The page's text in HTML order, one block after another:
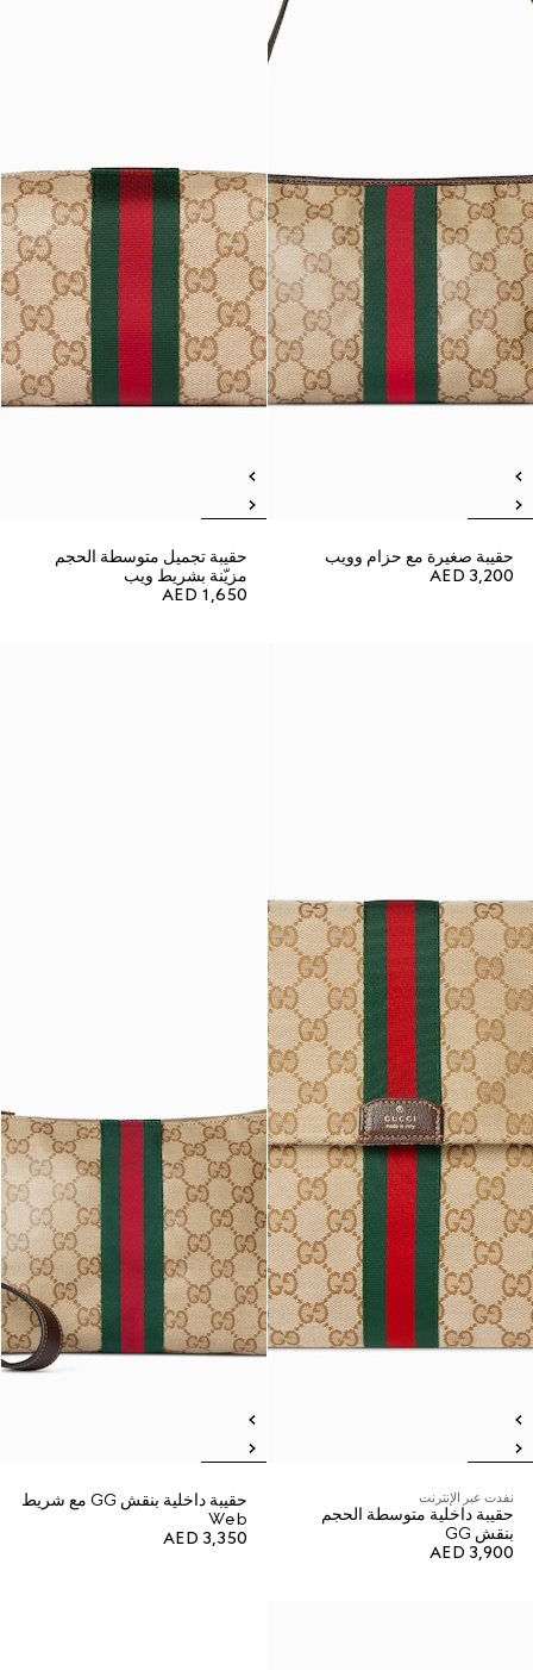
حقيبة صغيرة مع حزام وويب
AED 3,200
حقيبة تجميل متوسطة الحجم
مزيّنة بشريط ويب
AED 1,650
نفدت عبر الإنترنت
حقيبة داخلية متوسطة الحجم
بنقش GG
AED 3,900
حقيبة داخلية بنقش GG مع شريط
Web
AED 3,350